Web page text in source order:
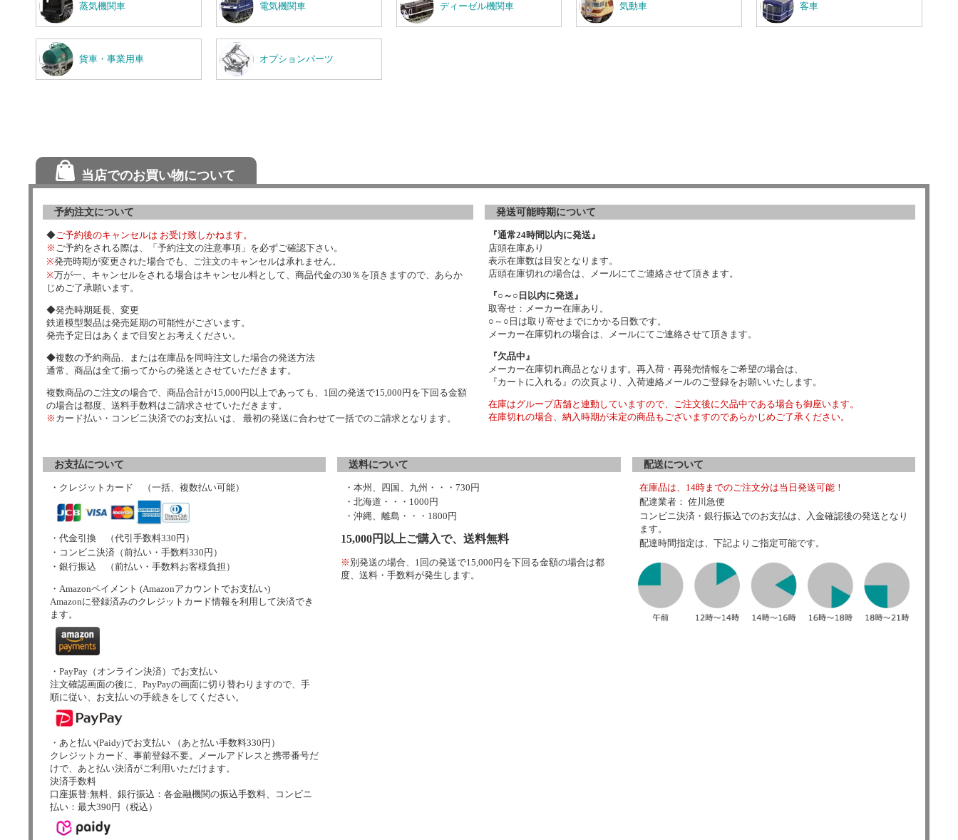
蒸気機関車 電気機関車 ディーゼル機関車 気動車 客車
貨車・事業用車 オプションパーツ
当店でのお買い物について
予約注文について
◆ご予約後のキャンセルは お受け致しかねます。
※ ご予約をされる際は、「予約注文の注意事項」を必ずご確認下さい。
※発売時期が変更された場合でも、ご注文のキャンセルは承れません。
※万が一、キャンセルをされる場合はキャンセル料として、商品代金の30％を頂きますので、あらか
じめご了承願います。
◆発売時期延長、変更
鉄道模型製品は発売延期の可能性がございます。
発売予定日はあくまで目安とお考えください。
◆複数の予約商品、または在庫品を同時注文した場合の発送方法
通常、商品は全て揃ってからの発送とさせていただきます。
複数商品のご注文の場合で、商品合計が15,000円以上であっても、1回の発送で15,000円を下回る金額
の場合は都度、送料手数料はご請求させていただきます。
※ カード払い・コンビニ決済でのお支払いは、 最初の発送に合わせて一括でのご請求となります。
発送可能時期について
『通常24時間以内に発送』
店頭在庫あり
表示在庫数は目安となります。
店頭在庫切れの場合は、メールにてご連絡させて頂きます。
『○～○日以内に発送』
取寄せ：メーカー在庫あり。
○～○日は取り寄せまでにかかる日数です。
メーカー在庫切れの場合は、メールにてご連絡させて頂きます。
『欠品中』
メーカー在庫切れ商品となります。再入荷・再発売情報をご希望の場合は、
『カートに入れる』の次頁より、入荷連絡メールのご登録をお願いいたします。
在庫はグループ店舗と連動していますので、ご注文後に欠品中である場合も御座います。
在庫切れの場合、納入時期が未定の商品もございますのであらかじめご了承ください。
お支払について
・クレジットカード （一括、複数払い可能）
・代金引換 （代引手数料330円）
・コンビニ決済（前払い・手数料330円）
・銀行振込 （前払い・手数料お客様負担）
・Amazonペイメント (Amazonアカウントでお支払い)
Amazonに登録済みのクレジットカード情報を利用して決済でき
ます。
・PayPay（オンライン決済）でお支払い
注文確認画面の後に、PayPayの画面に切り替わりますので、手
順に従い、お支払いの手続きをしてください。
・あと払い(Paidy)でお支払い （あと払い手数料330円）
クレジットカード、事前登録不要。メールアドレスと携帯番号だ
けで、あと払い決済がご利用いただけます。
決済手数料
口座振替:無料、銀行振込：各金融機関の振込手数料、コンビニ
払い：最大390円（税込）
送料について
・本州、四国、九州・・・730円
・北海道・・・1000円
・沖縄、離島・・・1800円
15,000円以上ご購入で、送料無料
※ 別発送の場合、1回の発送で15,000円を下回る金額の場合は都
度、送料・手数料が発生します。
配送について
在庫品は、14時までのご注文分は当日発送可能！
配達業者： 佐川急便
コンビニ決済・銀行振込でのお支払は、入金確認後の発送となり
ます。
配達時間指定は、下記よりご指定可能です。